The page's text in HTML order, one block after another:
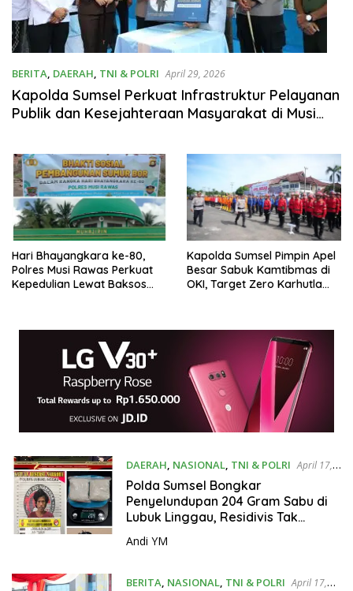
BERITA, DAERAH, TNI & POLRI April 29, 2026
Kapolda Sumsel Perkuat Infrastruktur Pelayanan
Publik dan Kesejahteraan Masyarakat di Musi
Hari Bhayangkara ke-80,
Polres Musi Rawas Perkuat
Kepedulian Lewat Baksos
Kapolda Sumsel Pimpin Apel
Besar Sabuk Kamtibmas di
OKI, Target Zero Karhutla
DAERAH, NASIONAL, TNI & POLRI April 17,
2026
Polda Sumsel Bongkar
Penyelundupan 204 Gram Sabu di
Lubuk Linggau, Residivis Tak
Berkutik Terjaring Undercover Buy
Andi YM
BERITA, NASIONAL, TNI & POLRI April 17,